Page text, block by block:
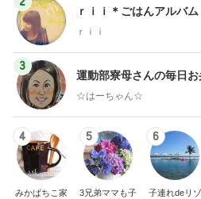
ｒｉｉ＊ごはんアルバム
ｒｉｉ
3
運動部寮母さんの毎日
☆はーちゃん☆
4
みかぱちこ家
5
3兄弟ママも子
6
子連れdeリゾ